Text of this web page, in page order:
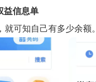
益信息单
就可知自己有多少余额。